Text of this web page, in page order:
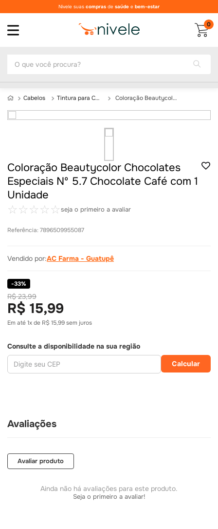
Nivele suas compras de saúde e bem-estar
0
Cabelos Tintura para Cabelo Coloração Beautycolor Chocolates Especiais Nº 5.7 Chocolate Café com 1 Unidade
Coloração Beautycolor Chocolates
Especiais Nº 5.7 Chocolate Café com 1
Unidade
☆☆☆☆☆seja o primeiro a avaliar
Referência: 7896509955087
Vendido por:AC Farma - Guatupê
-33%
R$ 23,99
R$ 15,99
Em até1x de R$ 15,99sem juros
Consulte a disponibilidade na sua região
Calcular
R$
COMPRAR
Avaliações
Avaliar produto
Ainda não há avaliações para este produto.
Seja o primeiro a avaliar!